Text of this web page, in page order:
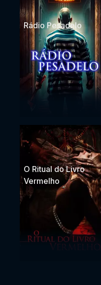
Rádio Pesadelo
O Ritual do Livro
Vermelho